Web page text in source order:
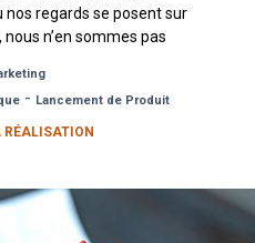
nos regards se posent sur
nous n’en sommes pas
- Lancement de Produit
RÉALISATION